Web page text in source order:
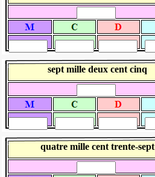
sept mille deux cent cinq
quatre mille cent trente-sept